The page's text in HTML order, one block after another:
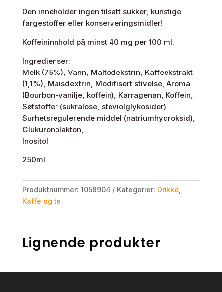
antall
Den inneholder ingen tilsatt sukker, kunstige
fargestoffer eller konserveringsmidler!
Koffeininnhold på minst 40 mg per 100 ml.
Ingredienser:
Melk (75%), Vann, Maltodekstrin, Kaffeekstrakt
(1,1%), Maisdextrin, Modifisert stivelse, Aroma
(Bourbon-vanilje, koffein), Karragenan, Koffein,
Søtstoffer (sukralose, steviolglykosider),
Surhetsregulerende middel (natriumhydroksid),
Glukuronolakton,
Inositol
250ml
Produktnummer: 1058904 Kategorier: Drikke
Kaffe og te
Lignende produkter